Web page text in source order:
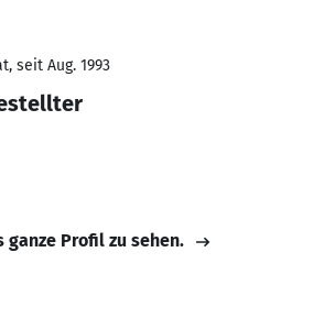
seit Aug. 1993
ganze Profil zu sehen.